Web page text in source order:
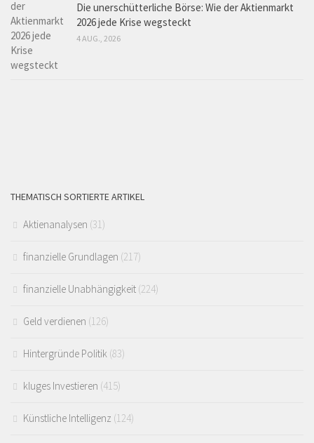
Die unerschütterliche Börse: Wie der Aktienmarkt
2026 jede Krise wegsteckt
4 AUG., 2026
THEMATISCH SORTIERTE ARTIKEL
Aktienanalysen (31)
finanzielle Grundlagen (217)
finanzielle Unabhängigkeit (224)
Geld verdienen (126)
Hintergründe Politik (83)
kluges Investieren (415)
Künstliche Intelligenz (124)